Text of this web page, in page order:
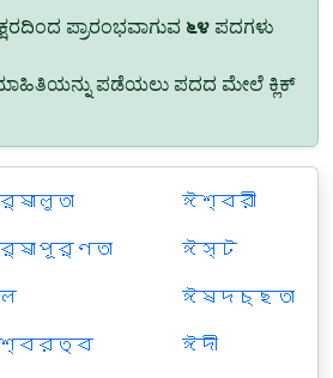
ಪ್ರಾರಂಭವಾಗುವ ೬೪ ಪದಗಳು
ಪಡೆಯಲು ಪದದ ಮೇಲೆ ಕ್ಲಿಕ್
ঈশ্বরী
ঈস্ট
ঈষদচ্ছতা
ঈদী